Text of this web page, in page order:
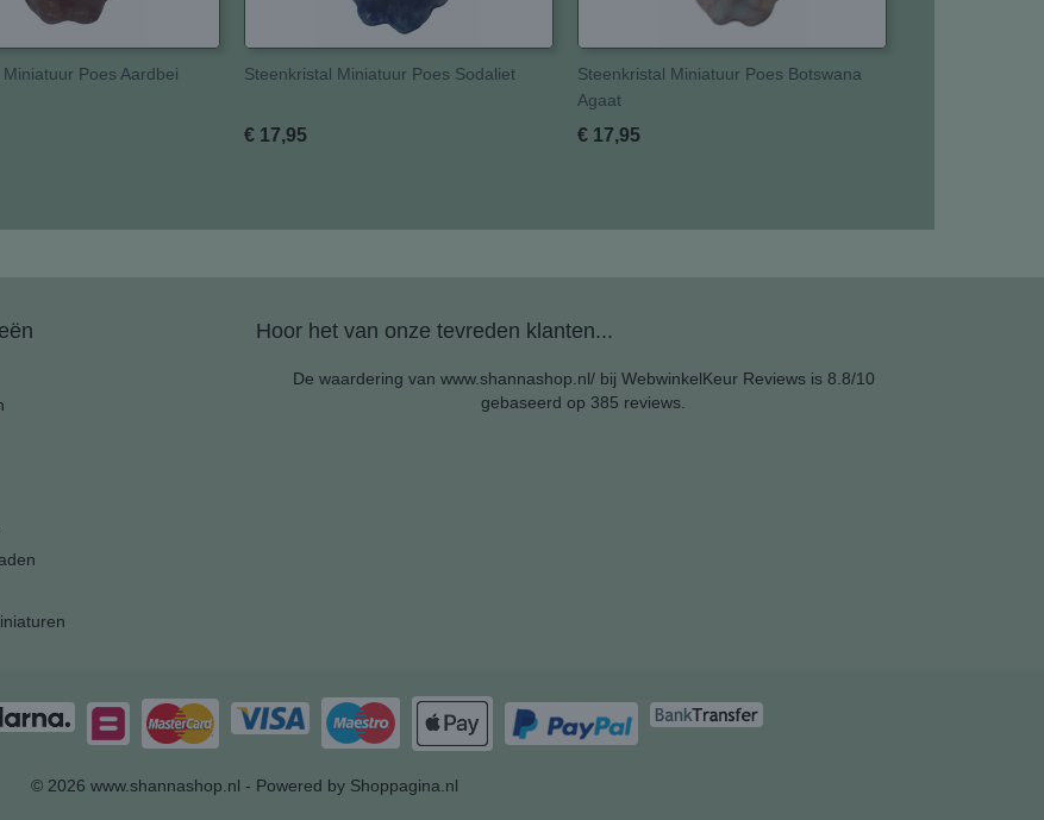
Poes Aardbei
Steenkristal Miniatuur Poes Sodaliet
€ 17,95
Steenkristal Miniatuur Poes Botswana
Agaat
€ 17,95
Hoor het van onze tevreden klanten...
De waardering van www.shannashop.nl/ bij WebwinkelKeur Reviewsis 8.8/10
gebaseerd op 385 reviews.
© 2026 www.shannashop.nl - Powered by Shoppagina.nl